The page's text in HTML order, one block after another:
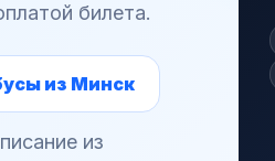
билета.
из Минск
из